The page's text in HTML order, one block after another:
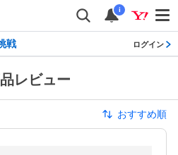
i
戦 ログイン
レビュー
おすすめ順